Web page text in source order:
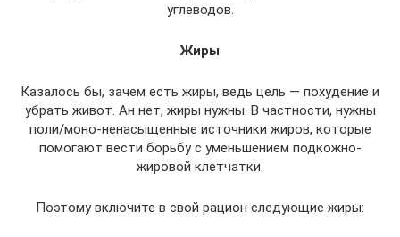
углеводов.
Жиры
Казалось бы, зачем есть жиры, ведь цель — похудение и
убрать живот. Ан нет, жиры нужны. В частности, нужны
поли/моно-ненасыщенные источники жиров, которые
помогают вести борьбу с уменьшением подкожно-
жировой клетчатки.
Поэтому включите в свой рацион следующие жиры: